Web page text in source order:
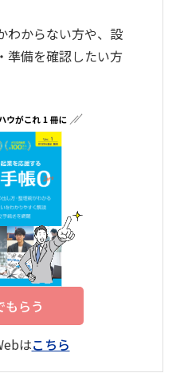
わからない方や、設
準備を確認したい方
もらう
はこちら